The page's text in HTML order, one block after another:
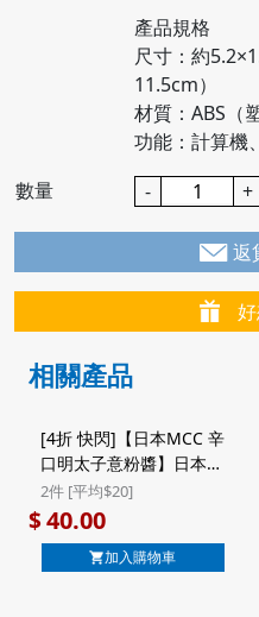
產品規格
尺寸：約
11.5cm）
材質：ABS（
功能：計算機
數量
- +
返
相關產品
[4折 快閃]【日本MCC 辛
口明太子意粉醬】日本
Mcc la cucina 博多明太
子牛油辛辣 意粉醬 90g
($40/2件)
2件 [平均$20]
$40.00
加入購物車